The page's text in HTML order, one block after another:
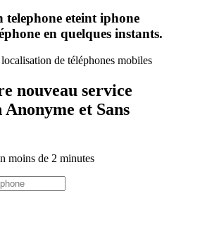
telephone eteint iphone
en quelques instants.
de téléphones mobiles
nouveau service
et Sans
moins de 2 minutes